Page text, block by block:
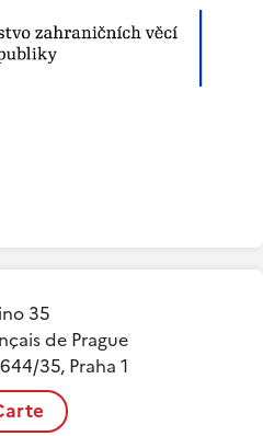
35
de Prague
35, Praha 1